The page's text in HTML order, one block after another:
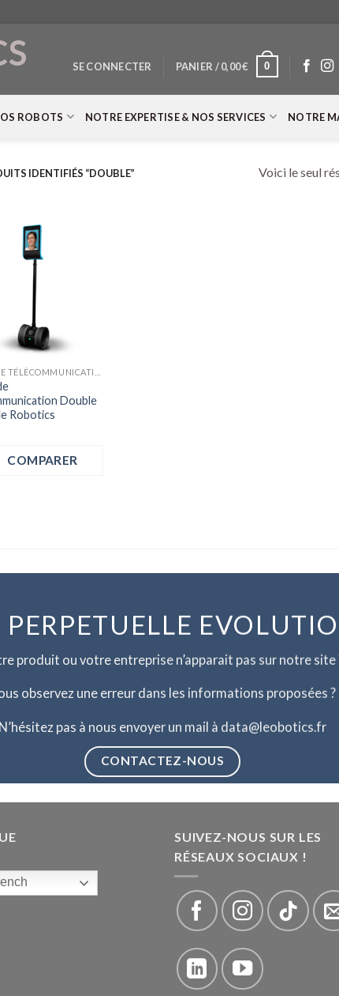
SE CONNECTER PANIER /0,00€ 0
ROBOTS NOTRE EXPERTISE & NOS SERVICES NOTRE
IDENTIFIÉS “DOUBLE” Voici le seul
Double
Robotics
COMPARER
PERPETUELLE
produit ou votre entreprise n’apparait pas sur notre site
observez une erreur dans les informations proposées ?
N’hésitez pas à nous envoyer un mail à data@leobotics.fr
CONTACTEZ-NOUS
SUIVEZ-NOUS SUR LES
RÉSEAUX SOCIAUX !